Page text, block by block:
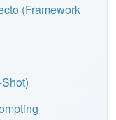
(Framework